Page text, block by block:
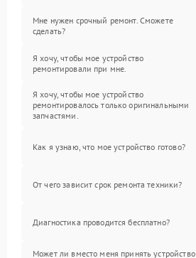
Мне нужен срочный ремонт. Сможете
сделать?
Я хочу, чтобы мое устройство
ремонтировали при мне.
Я хочу, чтобы мое устройство
ремонтировалось только оригинальными
запчастями.
Как я узнаю, что мое устройство готово?
От чего зависит срок ремонта техники?
Диагностика проводится бесплатно?
Может ли вместо меня принять устройство